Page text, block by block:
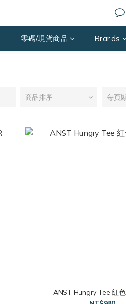
零碼/現貨商品 Brands
商品排序 每頁
ANST Hungry Tee 紅